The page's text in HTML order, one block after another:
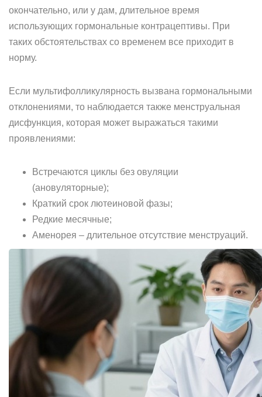
окончательно, или у дам, длительное время
использующих гормональные контрацептивы. При
таких обстоятельствах со временем все приходит в
норму.
Если мультифолликулярность вызвана гормональными
отклонениями, то наблюдается также менструальная
дисфункция, которая может выражаться такими
проявлениями:
Встречаются циклы без овуляции
(ановуляторные);
Краткий срок лютеиновой фазы;
Редкие месячные;
Аменорея – длительное отсутствие менструаций.